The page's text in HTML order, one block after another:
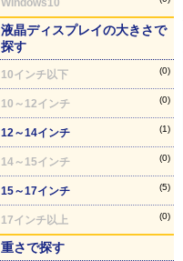
液晶ディスプレイの大きさで
探す
10インチ以下 (0)
10～12インチ (0)
12～14インチ (1)
14～15インチ (0)
15～17インチ (5)
17インチ以上 (0)
重さで探す